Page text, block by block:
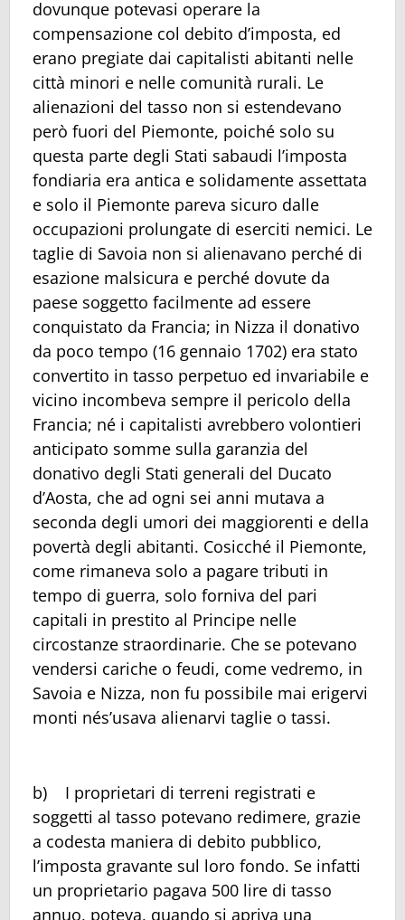
dovunque potevasi operare la
compensazione col debito d’imposta, ed
erano pregiate dai capitalisti abitanti nelle
città minori e nelle comunità rurali. Le
alienazioni del tasso non si estendevano
però fuori del Piemonte, poiché solo su
questa parte degli Stati sabaudi l’imposta
fondiaria era antica e solidamente assettata
e solo il Piemonte pareva sicuro dalle
occupazioni prolungate di eserciti nemici. Le
taglie di Savoia non si alienavano perché di
esazione malsicura e perché dovute da
paese soggetto facilmente ad essere
conquistato da Francia; in Nizza il donativo
da poco tempo (16 gennaio 1702) era stato
convertito in tasso perpetuo ed invariabile e
vicino incombeva sempre il pericolo della
Francia; né i capitalisti avrebbero volontieri
anticipato somme sulla garanzia del
donativo degli Stati generali del Ducato
d’Aosta, che ad ogni sei anni mutava a
seconda degli umori dei maggiorenti e della
povertà degli abitanti. Cosicché il Piemonte,
come rimaneva solo a pagare tributi in
tempo di guerra, solo forniva del pari
capitali in prestito al Principe nelle
circostanze straordinarie. Che se potevano
vendersi cariche o feudi, come vedremo, in
Savoia e Nizza, non fu possibile mai erigervi
monti nés’usava alienarvi taglie o tassi.
b) I proprietari di terreni registrati e
soggetti al tasso potevano redimere, grazie
a codesta maniera di debito pubblico,
l’imposta gravante sul loro fondo. Se infatti
un proprietario pagava 500 lire di tasso
annuo, poteva, quando si apriva una